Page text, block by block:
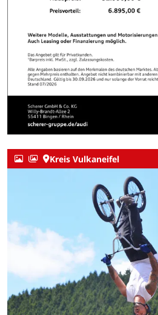
Kreis Vulkaneifel